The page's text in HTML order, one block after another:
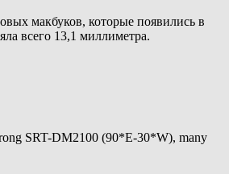
макбуков, которые появились в
всего 13,1 миллиметра.
SRT-DM2100 (90*E-30*W), many